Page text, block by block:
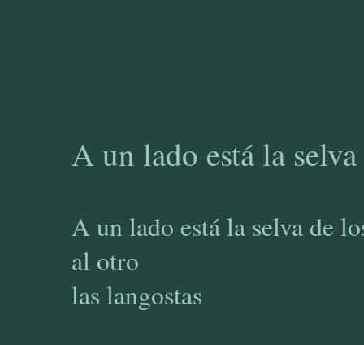
A un lado está la
A un lado está la selva de
al otro
las langostas